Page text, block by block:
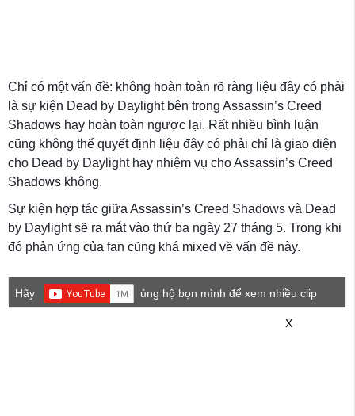
Chỉ có một vấn đề: không hoàn toàn rõ ràng liệu đây có phải
là sự kiện Dead by Daylight bên trong Assassin’s Creed
Shadows hay hoàn toàn ngược lại. Rất nhiều bình luận
cũng không thể quyết định liệu đây có phải chỉ là giao diện
cho Dead by Daylight hay nhiệm vụ cho Assassin’s Creed
Shadows không.
Sự kiện hợp tác giữa Assassin’s Creed Shadows và Dead
by Daylight sẽ ra mắt vào thứ ba ngày 27 tháng 5. Trong khi
đó phản ứng của fan cũng khá mixed về vấn đề này.
Hãy
ủng hộ bọn mình để xem nhiều clip
X